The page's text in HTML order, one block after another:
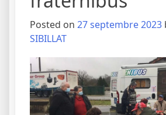
Posted on 27 septembre 2023
SIBILLAT